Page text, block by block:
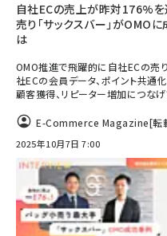
自社ECの売上が昨対176%を
売り「サックスバー」がOMO
は
OMO推進で飛躍的に自社ECの売
社ECの会員データ、ポイント共通
顧客獲得、リピーター増加につな
E-Commerce Magazine[転
2025年10月7日 7:00